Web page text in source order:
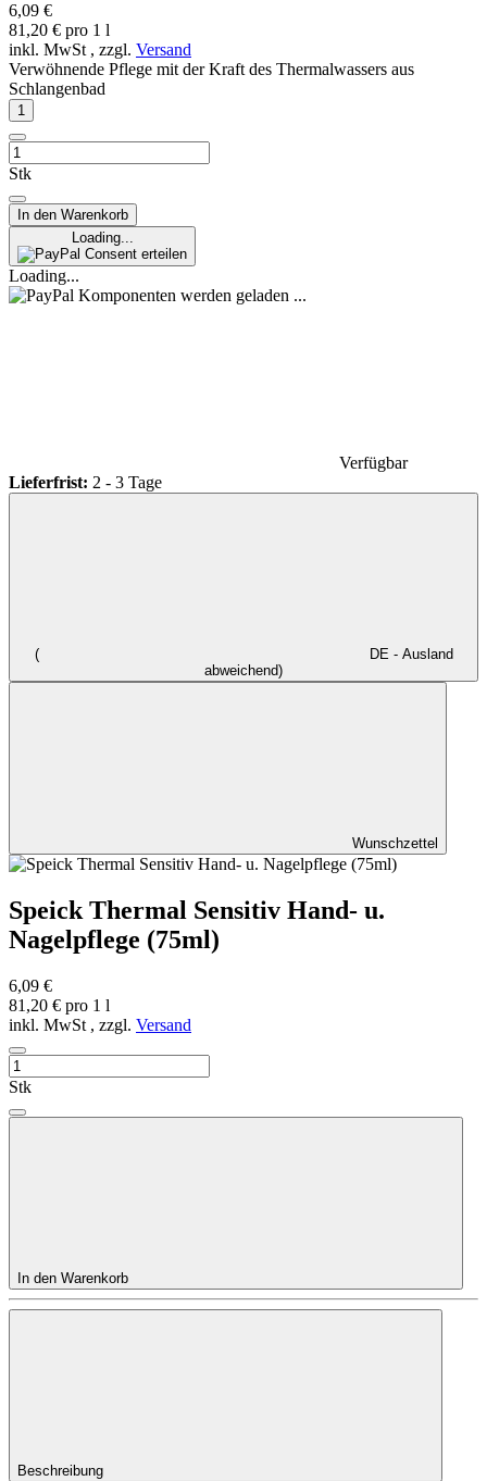
6,09 €
81,20 € pro 1 l
inkl. MwSt , zzgl. Versand
Verwöhnende Pflege mit der Kraft des Thermalwassers aus
Schlangenbad
Stk
In den Warenkorb
Loading...
Consent erteilen
Loading...
Komponenten werden geladen ...
Verfügbar
Lieferfrist: 2 - 3 Tage
(
DE - Ausland
abweichend)
Wunschzettel
Speick Thermal Sensitiv Hand- u.
Nagelpflege (75ml)
6,09 €
81,20 € pro 1 l
inkl. MwSt , zzgl. Versand
Stk
In den Warenkorb
Beschreibung